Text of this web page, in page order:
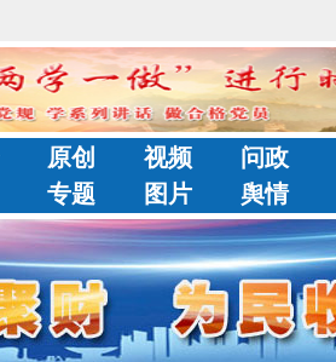
原创 视频 问政
专题 图片 舆情